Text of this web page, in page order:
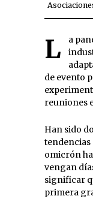
La pandemia continúa, pero la
de evento
reuniones
Han sido
tendencias
omicrón
vengan
significar
primera